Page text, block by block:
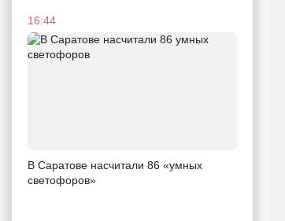
16:44
В Саратове насчитали 86 «умных
светофоров»